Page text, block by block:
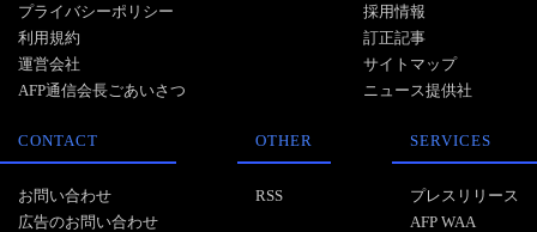
プライバシーポリシー
利用規約
運営会社
AFP通信会長ごあいさつ
採用情報
訂正記事
サイトマップ
ニュース提供社
CONTACT
お問い合わせ
広告のお問い合わせ
OTHER
RSS
SERVICES
プレスリリース
AFP WAA